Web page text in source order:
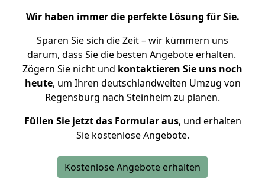
Wir haben immer die perfekte Lösung für Sie.
Sparen Sie sich die Zeit – wir kümmern uns
darum, dass Sie die besten Angebote erhalten.
Zögern Sie nicht und kontaktieren Sie uns noch
heute, um Ihren deutschlandweiten Umzug von
Regensburg nach Steinheim zu planen.
Füllen Sie jetzt das Formular aus, und erhalten
Sie kostenlose Angebote.
Kostenlose Angebote erhalten